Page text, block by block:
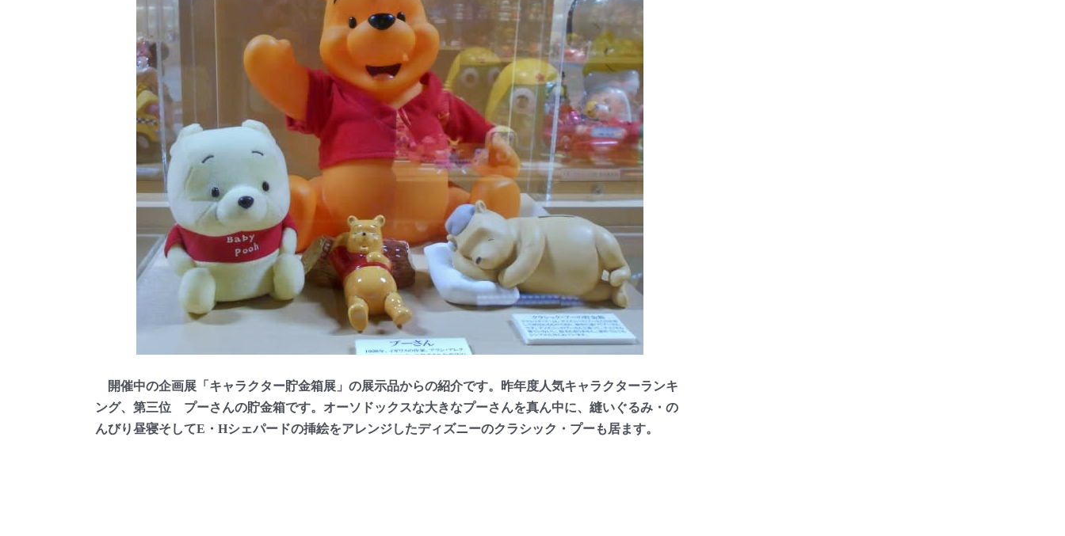
開催中の企画展「キャラクター貯金箱展」の展示品からの紹介です。昨年度人気キャラクターランキ
ング、第三位 プーさんの貯金箱です。オーソドックスな大きなプーさんを真ん中に、縫いぐるみ・の
んびり昼寝そしてE・Hシェパードの挿絵をアレンジしたディズニーのクラシック・プーも居ます。